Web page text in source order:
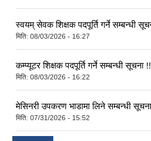
स्वयम् सेवक शिक्षक पदपूर्ति गर्ने सम्बन्धी
मिति: 08/03/2026 - 16:27
कम्प्यूटर शिक्षक पदपूर्ति गर्ने सम्बन्धी सूचना
मिति: 08/03/2026 - 16:22
मेसिनरी उपकरण भाडामा लिने सम्बन्धी
मिति: 07/31/2026 - 15:52